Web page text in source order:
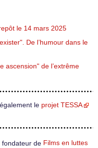
le 14 mars 2025
De l’humour dans le
ascension" de l’extrême
le projet TESSA
fondateur de Films en luttes